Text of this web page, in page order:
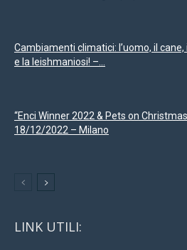
Cambiamenti climatici: l’uomo, il cane,
e la leishmaniosi! –...
“Enci Winner 2022 & Pets on
18/12/2022 – Milano
LINK UTILI: